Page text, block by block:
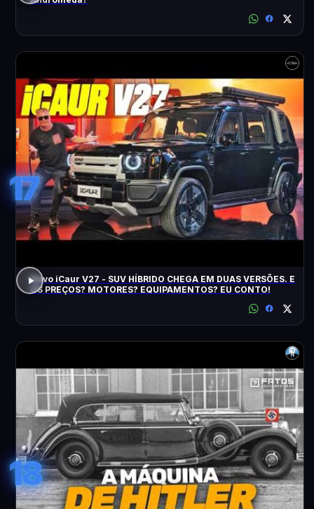
17
Novo iCaur V27 - SUV HÍBRIDO CHEGA EM DUAS VERSÕES. E
OS PREÇOS? MOTORES? EQUIPAMENTOS? EU CONTO!
18